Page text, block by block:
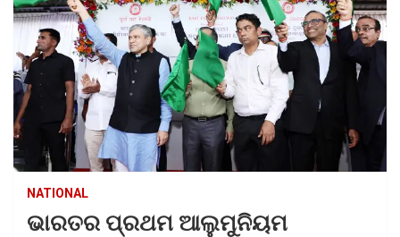
NATIONAL
ଭାରତର ପ୍ରଥମ ଆଲୁମୁନିୟମ